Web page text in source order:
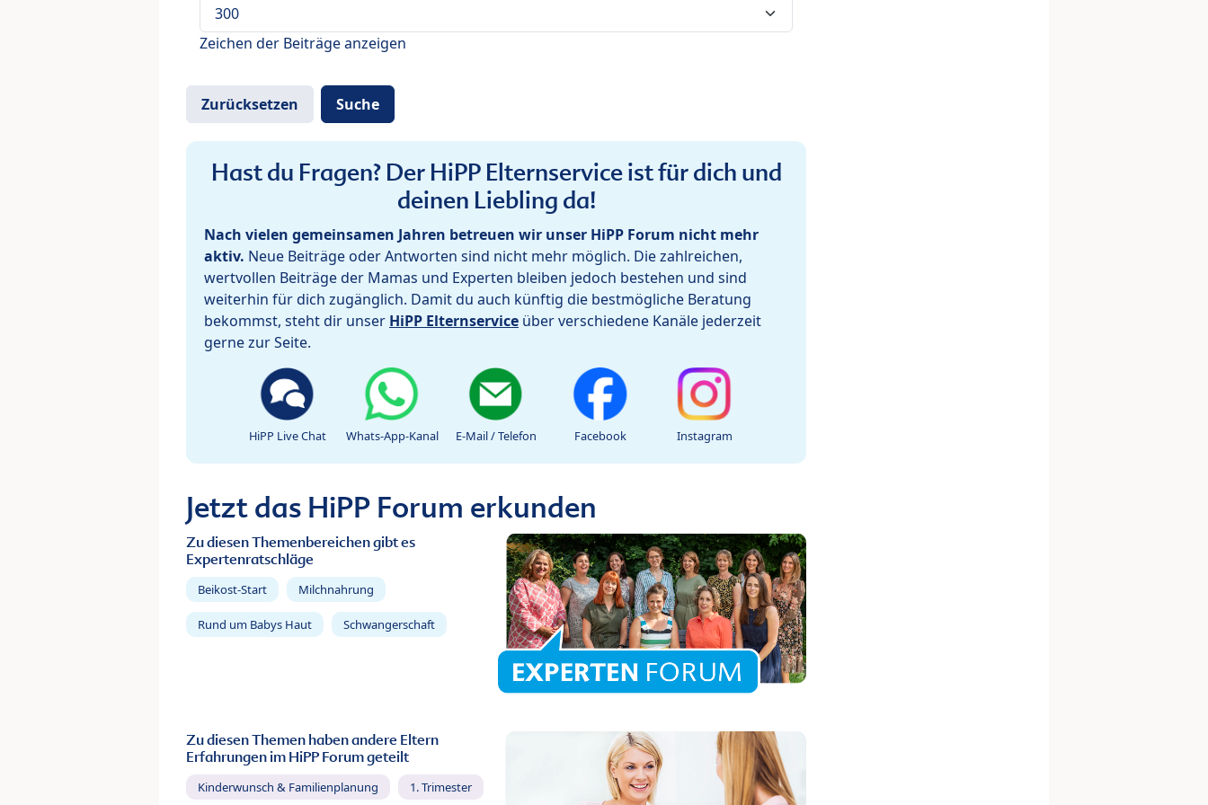
Zeichen der Beiträge anzeigen
Hast du Fragen? Der HiPP Elternservice ist für dich und
deinen Liebling da!
Nach vielen gemeinsamen Jahren betreuen wir unser HiPP Forum nicht mehr
aktiv. Neue Beiträge oder Antworten sind nicht mehr möglich. Die zahlreichen,
wertvollen Beiträge der Mamas und Experten bleiben jedoch bestehen und sind
weiterhin für dich zugänglich. Damit du auch künftig die bestmögliche Beratung
bekommst, steht dir unser HiPP Elternservice über verschiedene Kanäle jederzeit
gerne zur Seite.
HiPP Live Chat Whats-App-Kanal E-Mail / Telefon Facebook Instagram
Jetzt das HiPP Forum erkunden
Zu diesen Themenbereichen gibt es
Expertenratschläge
Beikost-Start Milchnahrung
Rund um Babys Haut Schwangerschaft
Zu diesen Themen haben andere Eltern
Erfahrungen im HiPP Forum geteilt
Kinderwunsch & Familienplanung 1. Trimester